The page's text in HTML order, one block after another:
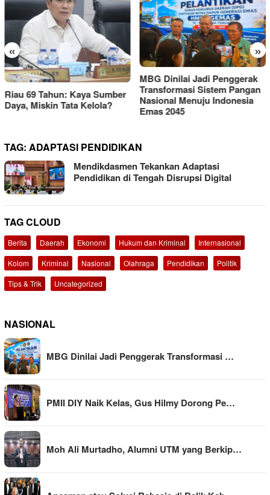
« »
MBG Dinilai Jadi Penggerak
Transformasi Sistem Pangan
Nasional Menuju Indonesia
Emas 2045
KEMAKI Geruduk Kejati
Jatim, Desak Usut Dugaan
Mark-up Anggaran Dishub
Rp111 Miliar
TAG: ADAPTASI PENDIDIKAN
Mendikdasmen Tekankan Adaptasi
Pendidikan di Tengah Disrupsi Digital
TAG CLOUD
Berita Daerah Ekonomi Hukum dan Kriminal
Internasional
Kolom
Kriminal Nasional Olahraga Pendidikan
Politik
Tips & Trik
Uncategorized
NASIONAL
MBG Dinilai Jadi Penggerak Transformasi …
PMII DIY Naik Kelas, Gus Hilmy Dorong Pe…
Moh Ali Murtadho, Alumni UTM yang Berkip…